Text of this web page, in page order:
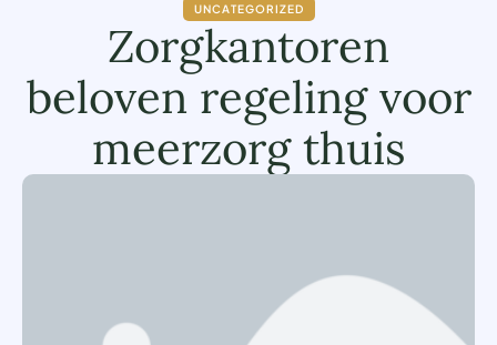
UNCATEGORIZED
Zorgkantoren
beloven regeling voor
meerzorg thuis